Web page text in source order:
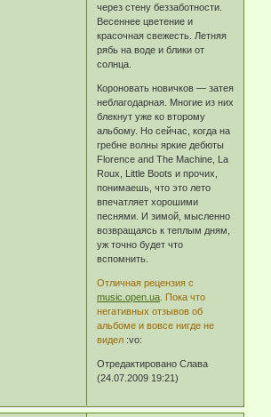
через стену беззаботности.
Весеннее цветение и
красочная свежесть. Летняя
рябь на воде и блики от
солнца.
Короновать новичков — затея
неблагодарная. Многие из них
блекнут уже ко второму
альбому. Но сейчас, когда на
гребне волны яркие дебюты
Florence and The Machine, La
Roux, Little Boots и прочих,
понимаешь, что это лето
впечатляет хорошими
песнями. И зимой, мысленно
возвращаясь к теплым дням,
уж точно будет что
вспомнить.
Отличная рецензия с
music.open.ua . Пока что
негативных отзывов об
альбоме и вовсе нигде не
видел :vo:
Отредактировано Слава
(24.07.2009 19:21)